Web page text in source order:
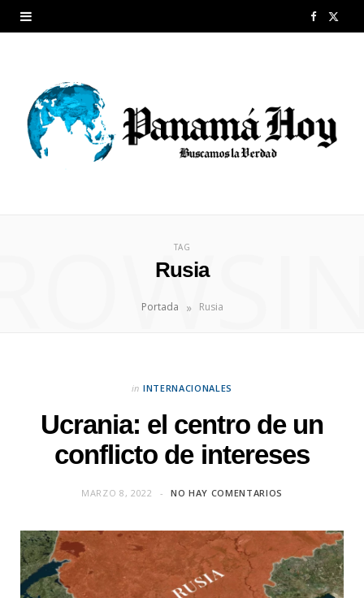
F
b
TAG
Rusia
Portada » Rusia
in INTERNACIONALES
Ucrania: el centro de un
conflicto de intereses
MARZO 8, 2022 NO HAY COMENTARIOS